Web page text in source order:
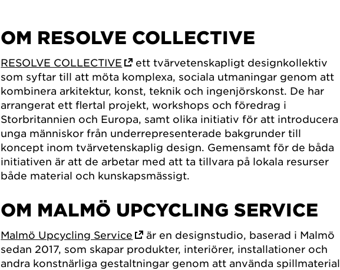
OM RESOLVE COLLECTIVE
RESOLVE COLLECTIVE
ett tvärvetenskapligt designkollektiv
som syftar till att möta komplexa, sociala utmaningar genom att
kombinera arkitektur, konst, teknik och ingenjörskonst. De har
arrangerat ett flertal projekt, workshops och föredrag i
Storbritannien och Europa, samt olika initiativ för att introducera
unga människor från underrepresenterade bakgrunder till
koncept inom tvärvetenskaplig design. Gemensamt för de båda
initiativen är att de arbetar med att ta tillvara på lokala resurser
både material och kunskapsmässigt.
OM MALMÖ UPCYCLING SERVICE
Malmö Upcycling Service
är en designstudio, baserad i Malmö
sedan 2017, som skapar produkter, interiörer, installationer och
andra konstnärliga gestaltningar genom att använda spillmaterial